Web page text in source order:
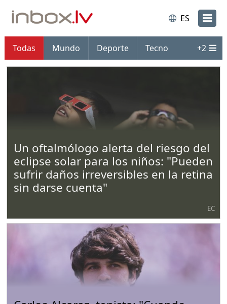
ES
Todas Mundo Deporte Tecno +2
Un oftalmólogo alerta del riesgo del
eclipse solar para los niños: "Pueden
sufrir daños irreversibles en la retina
sin darse cuenta"
EC